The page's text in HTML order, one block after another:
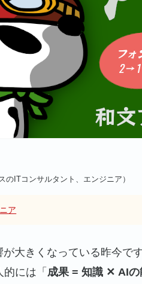
のITコンサルタント、エンジニア）
ア
大きくなっている昨今で
には「 成果 = 知識 ✕ AIの